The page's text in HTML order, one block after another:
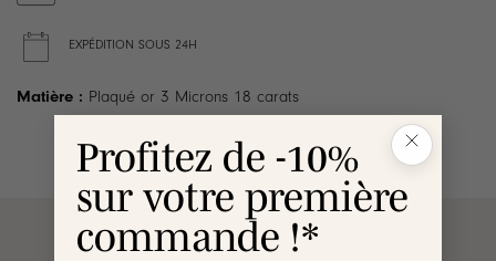
Profitez de -10%
sur votre première
commande !*
EXPÉDITION SOUS 24H
Matière : Plaqué or 3 Microns 18 carats